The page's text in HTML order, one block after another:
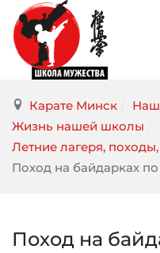
Карате Минск
Жизнь нашей школы
Летние лагеря,
Поход на байдарках
Поход на